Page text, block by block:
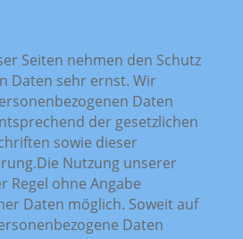
Seiten nehmen den Schutz
Daten sehr ernst. Wir
Daten
der gesetzlichen
sowie dieser
Nutzung unserer
Regel ohne Angabe
Daten möglich. Soweit auf
Daten